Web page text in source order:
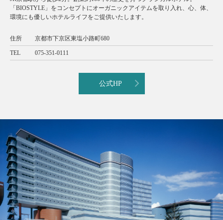
「BIOSTYLE」をコンセプトにオーガニックアイテムを取り入れ、心、体、
環境にも優しいホテルライフをご提供いたします。
住所 京都市下京区東塩小路町680
TEL 075-351-0111
公式HP